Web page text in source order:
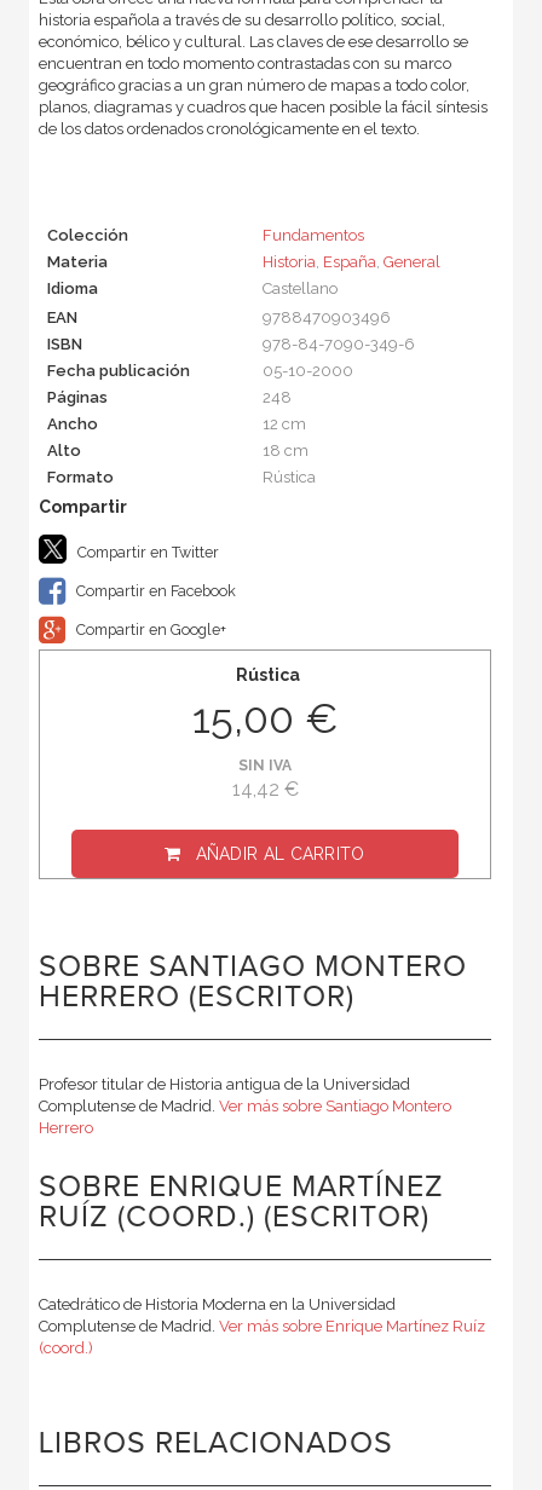
historia española a través de su desarrollo político, social,
económico, bélico y cultural. Las claves de ese desarrollo se
encuentran en todo momento contrastadas con su marco
geográfico gracias a un gran número de mapas a todo color,
planos, diagramas y cuadros que hacen posible la fácil síntesis
de los datos ordenados cronológicamente en el texto.
Colección
Fundamentos
Materia
Historia España General
Idioma
Castellano
EAN
9788470903496
ISBN
978-84-7090-349-6
Fecha publicación
05-10-2000
Páginas
248
Ancho
12 cm
Alto
18 cm
Formato
Rústica
Compartir en Twitter
Compartir en Facebook
Compartir en Google+
Rústica
15,00 €
SIN IVA
14,42 €
AÑADIR AL CARRITO
SOBRE SANTIAGO MONTERO
HERRERO (ESCRITOR)
Profesor titular de Historia antigua de la Universidad
Complutense de Madrid. Ver más sobre Santiago Montero
Herrero
SOBRE ENRIQUE MARTÍNEZ
RUÍZ (COORD.) (ESCRITOR)
Catedrático de Historia Moderna en la Universidad
Complutense de Madrid. Ver más sobre Enrique Martínez Ruíz
(coord.)
LIBROS RELACIONADOS